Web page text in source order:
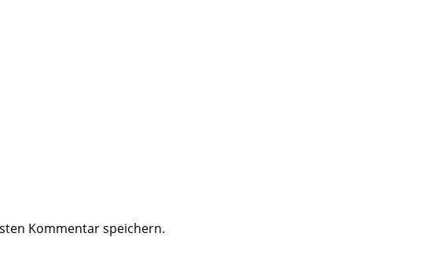
Kommentar speichern.